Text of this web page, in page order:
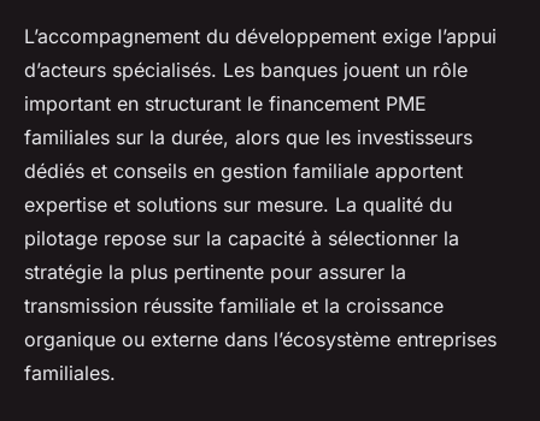
L’accompagnement du développement exige l’appui
d’acteurs spécialisés. Les banques jouent un rôle
important en structurant le financement PME
familiales sur la durée, alors que les investisseurs
dédiés et conseils en gestion familiale apportent
expertise et solutions sur mesure. La qualité du
pilotage repose sur la capacité à sélectionner la
stratégie la plus pertinente pour assurer la
transmission réussite familiale et la croissance
organique ou externe dans l’écosystème entreprises
familiales.